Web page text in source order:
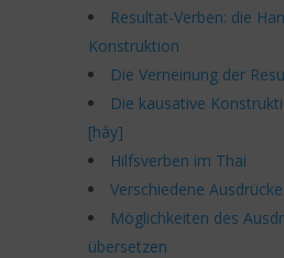
Resultat-Verben: die
Konstruktion
Die Verneinung der
Die kausative
[hây]
Hilfsverben im Thai
Verschiedene
Möglichkeiten des
übersetzen